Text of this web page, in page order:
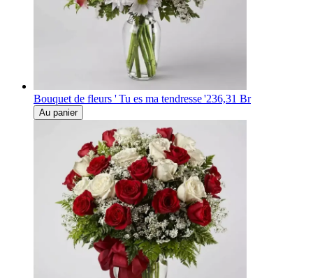
Bouquet de fleurs ' Tu es ma tendresse '236,31 Br
Au panier